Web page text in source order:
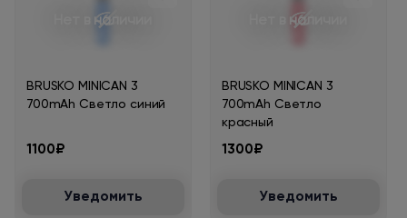
Нет в наличии
BRUSKO MINICAN 3
700mAh Светло синий
1100₽
Уведомить
Нет в наличии
BRUSKO MINICAN 3
700mAh Светло
красный
1300₽
Уведомить